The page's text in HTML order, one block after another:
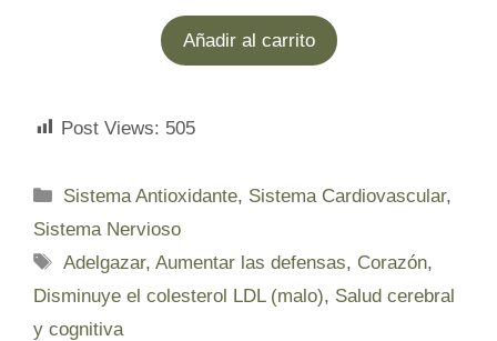
Añadir al carrito
Post Views: 505
Categorías
Sistema Antioxidante, Sistema Cardiovascular,
Sistema Nervioso
Etiquetas
Adelgazar,Aumentar las defensas, Corazón,
Disminuye el colesterol LDL (malo), Salud cerebral
y cognitiva